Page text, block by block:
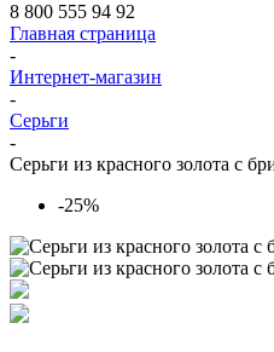
8 800 555 94 92
Главная страница
-
Интернет-магазин
-
Серьги
-
Серьги из красного золота с
-25%